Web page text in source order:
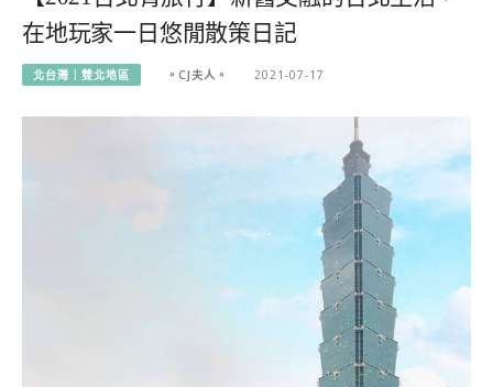
在地玩家一日悠閒散策日記
北台灣｜雙北地區 。CJ夫人。 2021-07-17